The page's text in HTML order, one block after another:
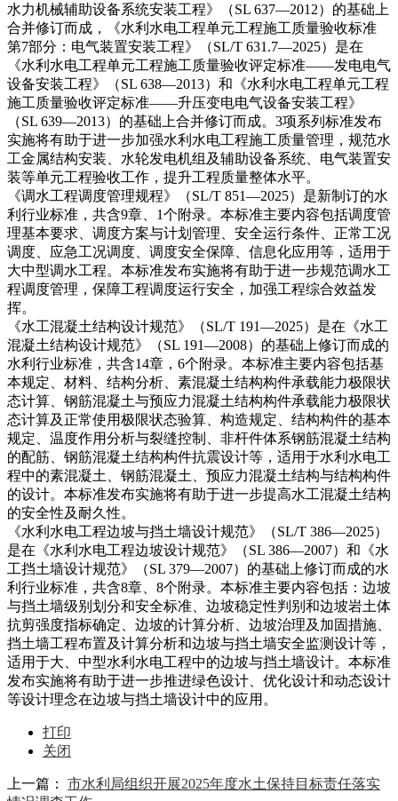
水力机械辅助设备系统安装工程》（SL 637—2012）的基础上
合并修订而成，《水利水电工程单元工程施工质量验收标准
第7部分：电气装置安装工程》（SL/T 631.7—2025）是在
《水利水电工程单元工程施工质量验收评定标准——发电电气
设备安装工程》（SL 638—2013）和《水利水电工程单元工程
施工质量验收评定标准——升压变电电气设备安装工程》
（SL 639—2013）的基础上合并修订而成。3项系列标准发布
实施将有助于进一步加强水利水电工程施工质量管理，规范水
工金属结构安装、水轮发电机组及辅助设备系统、电气装置安
装等单元工程验收工作，提升工程质量整体水平。
《调水工程调度管理规程》（SL/T 851—2025）是新制订的水
利行业标准，共含9章、1个附录。本标准主要内容包括调度管
理基本要求、调度方案与计划管理、安全运行条件、正常工况
调度、应急工况调度、调度安全保障、信息化应用等，适用于
大中型调水工程。本标准发布实施将有助于进一步规范调水工
程调度管理，保障工程调度运行安全，加强工程综合效益发
挥。
《水工混凝土结构设计规范》（SL/T 191—2025）是在《水工
混凝土结构设计规范》（SL 191—2008）的基础上修订而成的
水利行业标准，共含14章，6个附录。本标准主要内容包括基
本规定、材料、结构分析、素混凝土结构构件承载能力极限状
态计算、钢筋混凝土与预应力混凝土结构构件承载能力极限状
态计算及正常使用极限状态验算、构造规定、结构构件的基本
规定、温度作用分析与裂缝控制、非杆件体系钢筋混凝土结构
的配筋、钢筋混凝土结构构件抗震设计等，适用于水利水电工
程中的素混凝土、钢筋混凝土、预应力混凝土结构与结构构件
的设计。本标准发布实施将有助于进一步提高水工混凝土结构
的安全性及耐久性。
《水利水电工程边坡与挡土墙设计规范》（SL/T 386—2025）
是在《水利水电工程边坡设计规范》（SL 386—2007）和《水
工挡土墙设计规范》（SL 379—2007）的基础上修订而成的水
利行业标准，共含8章、8个附录。本标准主要内容包括：边坡
与挡土墙级别划分和安全标准、边坡稳定性判别和边坡岩土体
抗剪强度指标确定、边坡的计算分析、边坡治理及加固措施、
挡土墙工程布置及计算分析和边坡与挡土墙安全监测设计等，
适用于大、中型水利水电工程中的边坡与挡土墙设计。本标准
发布实施将有助于进一步推进绿色设计、优化设计和动态设计
等设计理念在边坡与挡土墙设计中的应用。
打印
关闭
上一篇：
市水利局组织开展2025年度水土保持目标责任落实